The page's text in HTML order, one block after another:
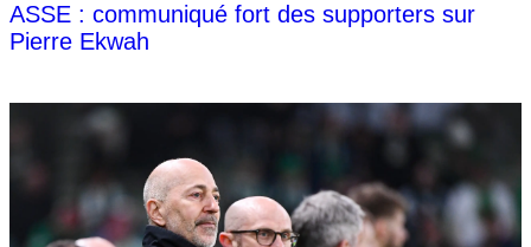
ASSE : communiqué fort des supporters sur
Pierre Ekwah